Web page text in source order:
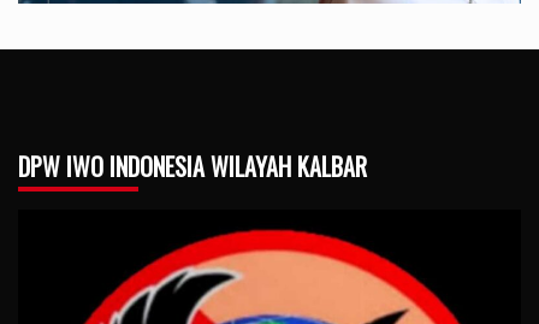
DPW IWO INDONESIA WILAYAH KALBAR